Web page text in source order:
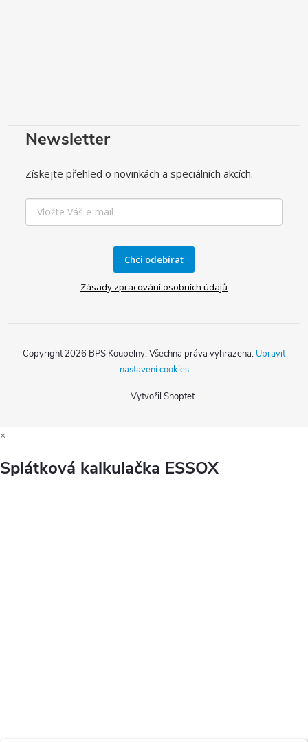
Newsletter
Získejte přehled o novinkách a speciálních akcích.
Chci odebírat
Zásady zpracování osobních údajů
Vytvořil Shoptet
Copyright 2026 BPS Koupelny. Všechna práva vyhrazena. Upravit
nastavení cookies
×
Splátková kalkulačka ESSOX